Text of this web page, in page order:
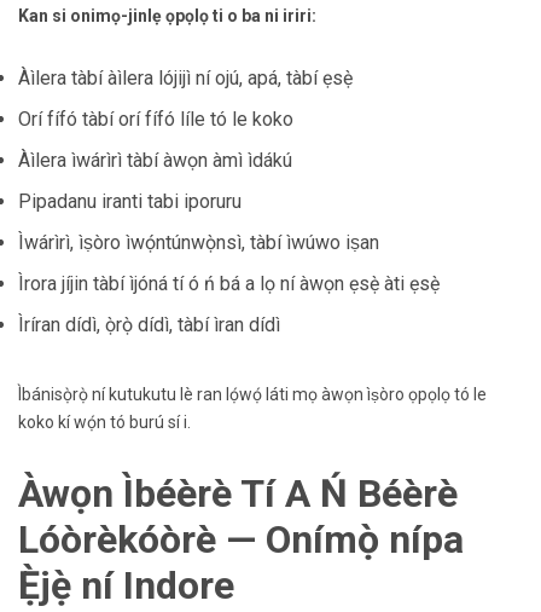
Kan si onimọ-jinlẹ ọpọlọ ti o ba ni iriri:
Àìlera tàbí àìlera lójijì ní ojú, apá, tàbí ẹsẹ̀
Orí fífó tàbí orí fífó líle tó le koko
Àìlera ìwárìrì tàbí àwọn àmì ìdákú
Pipadanu iranti tabi iporuru
Ìwárìrì, ìṣòro ìwọ́ntúnwọ̀nsì, tàbí ìwúwo iṣan
Ìrora jíjin tàbí ìjóná tí ó ń bá a lọ ní àwọn ẹsẹ̀ àti ẹsẹ̀
Ìríran dídì, ọ̀rọ̀ dídì, tàbí ìran dídì
Ìbánisọ̀rọ̀ ní kutukutu lè ran lọ́wọ́ láti mọ àwọn ìṣòro ọpọlọ tó le
koko kí wọ́n tó burú sí i.
Àwọn Ìbéèrè Tí A Ń Béèrè
Lóòrèkóòrè — Onímọ̀ nípa
Ẹ̀jẹ̀ ní Indore